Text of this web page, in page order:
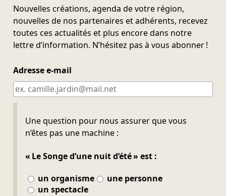
Nouvelles créations, agenda de votre région,
nouvelles de nos partenaires et adhérents, recevez
toutes ces actualités et plus encore dans notre
lettre d’information. N’hésitez pas à vous abonner !
Adresse e-mail
Une question pour nous assurer que vous
n’êtes pas une machine :
« Le Songe d’une nuit d’été » est :
un organisme
une personne
un spectacle
Ne pas remplir